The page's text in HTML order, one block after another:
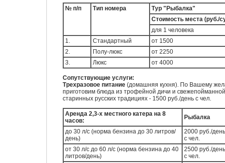
№ п/п Тип номера
Тур "Рыбалка"
Стоимость места (руб./
для 1 человека
1.
Стандартный
от 1500
2.
Полу-люкс
от 2250
3.
Люкс от 4000
Сопутствующие услуги:
Трехразовое питание (домашняя кухня). По Вашему
приготовим блюда из трофейной дичи и
старинных русских традициях - 1500 руб./день с чел.
Аренда 2,3-х местного катера на 8
часов:
Рыбалка
до 30 л/с (норма бензина до 30 литров/
день)
2000 руб./день
с чел.
от 30 л/с до 60 л/с (норма бензина до 40
литров/день)
2500 руб./день
с чел.